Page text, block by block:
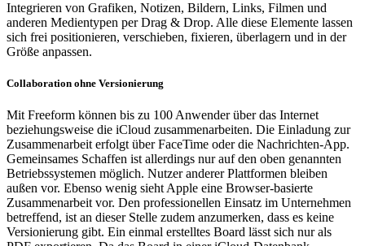
Integrieren von Grafiken, Notizen, Bildern, Links, Filmen und
anderen Medientypen per Drag & Drop. Alle diese Elemente lassen
sich frei positionieren, verschieben, fixieren, überlagern und in der
Größe anpassen.
Collaboration ohne Versionierung
Mit Freeform können bis zu 100 Anwender über das Internet
beziehungsweise die iCloud zusammenarbeiten. Die Einladung zur
Zusammenarbeit erfolgt über FaceTime oder die Nachrichten-App.
Gemeinsames Schaffen ist allerdings nur auf den oben genannten
Betriebssystemen möglich. Nutzer anderer Plattformen bleiben
außen vor. Ebenso wenig sieht Apple eine Browser-basierte
Zusammenarbeit vor. Den professionellen Einsatz im Unternehmen
betreffend, ist an dieser Stelle zudem anzumerken, dass es keine
Versionierung gibt. Ein einmal erstelltes Board lässt sich nur als